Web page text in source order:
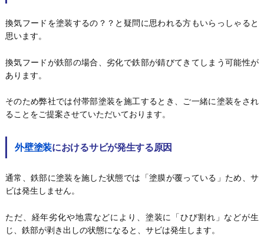
換気フードを塗装するの？？と疑問に思われる方もいらっしゃると
思います。
換気フードが鉄部の場合、劣化で鉄部が錆びてきてしまう可能性が
あります。
そのため弊社では付帯部塗装を施工するとき、ご一緒に塗装をされ
ることをご提案させていただいております。
外壁塗装におけるサビが発生する原因
通常、鉄部に塗装を施した状態では「塗膜が覆っている」ため、サ
ビは発生しません。
ただ、経年劣化や地震などにより、塗装に「ひび割れ」などが生
じ、鉄部が剥き出しの状態になると、サビは発生します。